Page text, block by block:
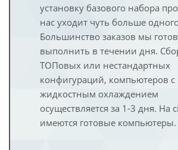
установку базового набора
нас уходит чуть больше
Большинство заказов мы
выполнить в течении дня.
ТОПовых или нестандартных
конфигураций, компьютеров с
жидкостным охлаждением
осуществляется за 1-3 дня. На
имеются готовые компьютеры.